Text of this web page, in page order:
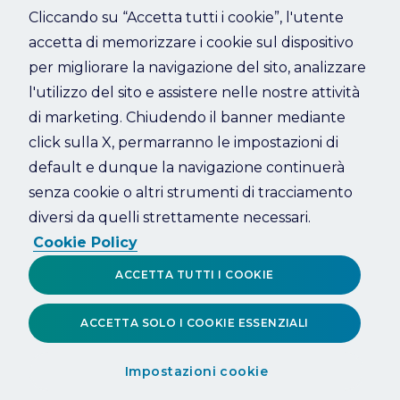
Refresh
Cliccando su “Accetta tutti i cookie”, l'utente
accetta di memorizzare i cookie sul dispositivo
per migliorare la navigazione del sito, analizzare
l'utilizzo del sito e assistere nelle nostre attività
di marketing. Chiudendo il banner mediante
click sulla X, permarranno le impostazioni di
default e dunque la navigazione continuerà
senza cookie o altri strumenti di tracciamento
diversi da quelli strettamente necessari.
Cookie Policy
Impostazioni cookie
ACCETTA SOLO I COOKIE ESSENZIALI
ACCETTA TUTTI I COOKIE